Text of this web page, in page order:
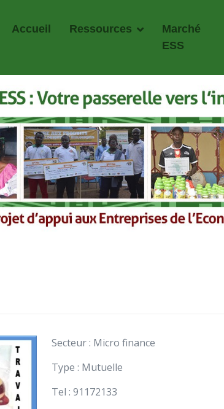
Accueil Ressources
Marché
ESS
Secteur : Micro finance
Type : Mutuelle
Tel : 91172133